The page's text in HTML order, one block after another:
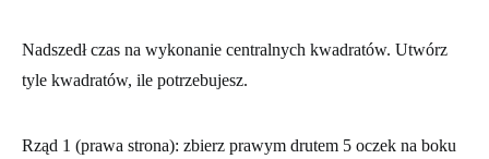
Nadszedł czas na wykonanie centralnych kwadratów. Utwórz
tyle kwadratów, ile potrzebujesz.
Rząd 1 (prawa strona): zbierz prawym drutem 5 oczek na boku